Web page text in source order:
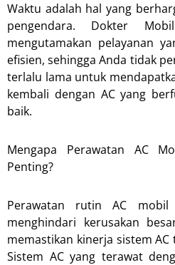
Waktu adalah hal yang
pengendara. Dokter
mengutamakan pelayanan
efisien, sehingga Anda tidak
terlalu lama untuk
kembali dengan AC yang
baik.
Mengapa Perawatan AC
Penting?
Perawatan rutin AC
menghindari kerusakan
memastikan kinerja sistem
Sistem AC yang terawat